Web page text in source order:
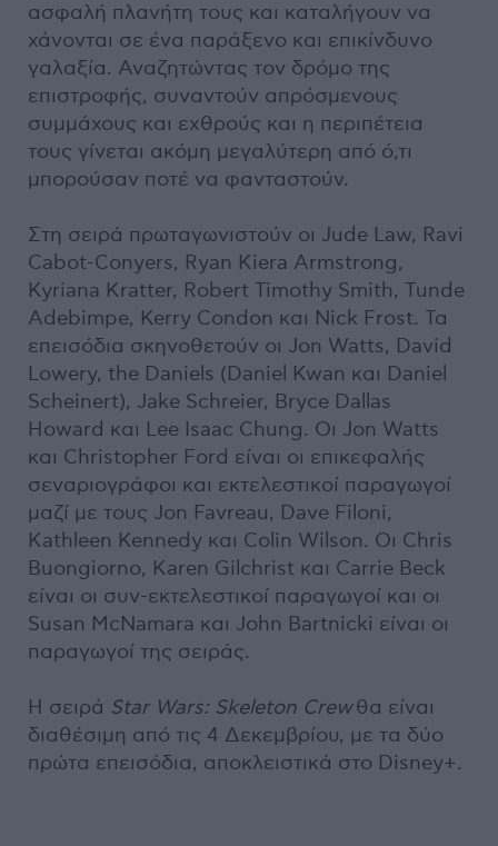
ασφαλή πλανήτη τους και καταλήγουν να
χάνονται σε ένα παράξενο και επικίνδυνο
γαλαξία. Αναζητώντας τον δρόμο της
επιστροφής, συναντούν απρόσμενους
συμμάχους και εχθρούς και η περιπέτεια
τους γίνεται ακόμη μεγαλύτερη από ό,τι
μπορούσαν ποτέ να φανταστούν.
Στη σειρά πρωταγωνιστούν οι Jude Law, Ravi
Cabot-Conyers, Ryan Kiera Armstrong,
Kyriana Kratter, Robert Timothy Smith, Tunde
Adebimpe, Kerry Condon και Nick Frost. Τα
επεισόδια σκηνοθετούν οι Jon Watts, David
Lowery, the Daniels (Daniel Kwan και Daniel
Scheinert), Jake Schreier, Bryce Dallas
Howard και Lee Isaac Chung. Οι Jon Watts
και Christopher Ford είναι οι επικεφαλής
σεναριογράφοι και εκτελεστικοί παραγωγοί
μαζί με τους Jon Favreau, Dave Filoni,
Kathleen Kennedy και Colin Wilson. Οι Chris
Buongiorno, Karen Gilchrist και Carrie Beck
είναι οι συν-εκτελεστικοί παραγωγοί και οι
Susan McNamara και John Bartnicki είναι οι
παραγωγοί της σειράς.
Η σειρά Star Wars: Skeleton Crewθα είναι
διαθέσιμη από τις 4 Δεκεμβρίου, με τα δύο
πρώτα επεισόδια, αποκλειστικά στο Disney+.